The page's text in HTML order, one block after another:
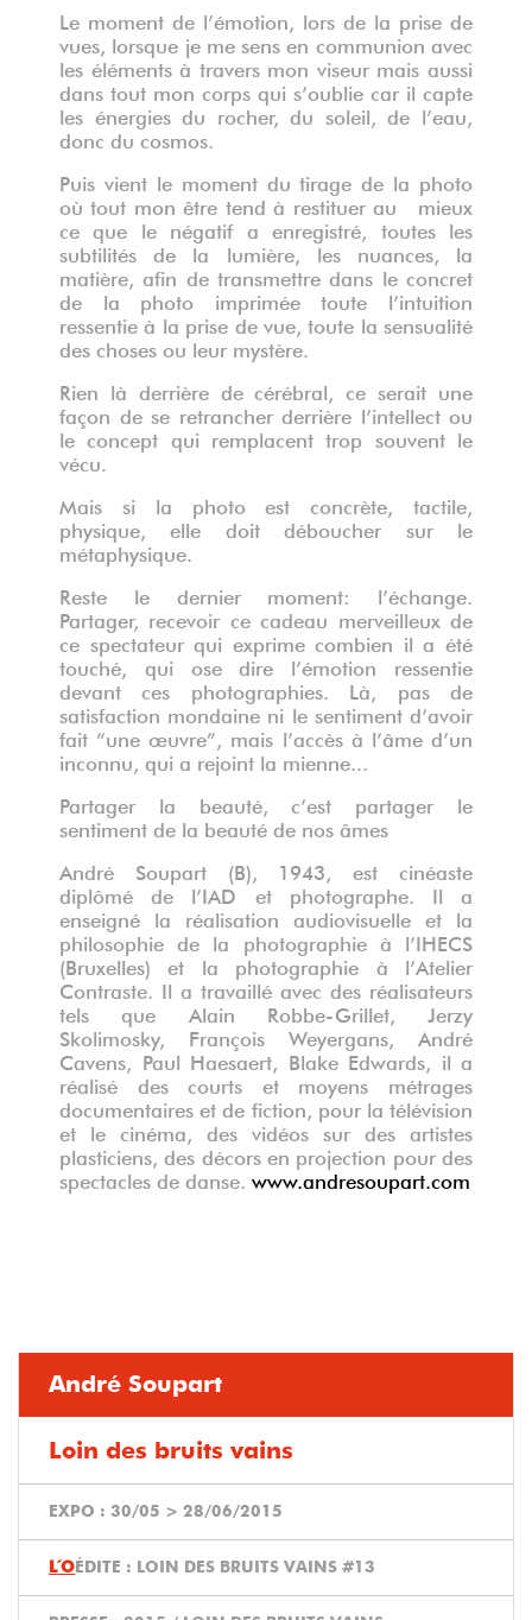
Le moment de l’émotion, lors de la prise de
vues, lorsque je me sens en communion avec
les éléments à travers mon viseur mais aussi
dans tout mon corps qui s’oublie car il capte
les énergies du rocher, du soleil, de l’eau,
donc du cosmos.
Puis vient le moment du tirage de la photo
où tout mon être tend à restituer au mieux
ce que le négatif a enregistré, toutes les
subtilités de la lumière, les nuances, la
matière, afin de transmettre dans le concret
de la photo imprimée toute l’intuition
ressentie à la prise de vue, toute la sensualité
des choses ou leur mystère.
Rien là derrière de cérébral, ce serait une
façon de se retrancher derrière l’intellect ou
le concept qui remplacent trop souvent le
vécu.
Mais si la photo est concrète, tactile,
physique, elle doit déboucher sur le
métaphysique.
Reste le dernier moment: l’échange.
Partager, recevoir ce cadeau merveilleux de
ce spectateur qui exprime combien il a été
touché, qui ose dire l’émotion ressentie
devant ces photographies. Là, pas de
satisfaction mondaine ni le sentiment d’avoir
fait “une œuvre”, mais l’accès à l’âme d’un
inconnu, qui a rejoint la mienne...
Partager la beauté, c’est partager le
sentiment de la beauté de nos âmes
André Soupart (B), 1943, est cinéaste
diplômé de l’IAD et photographe. Il a
enseigné la réalisation audiovisuelle et la
philosophie de la photographie à l’IHECS
(Bruxelles) et la photographie à l’Atelier
Contraste. Il a travaillé avec des réalisateurs
tels que Alain Robbe-Grillet, Jerzy
Skolimosky, François Weyergans, André
Cavens, Paul Haesaert, Blake Edwards, il a
réalisé des courts et moyens métrages
documentaires et de fiction, pour la télévision
et le cinéma, des vidéos sur des artistes
plasticiens, des décors en projection pour des
spectacles de danse. www.andresoupart.com
André Soupart
Loin des bruits vains
EXPO : 30/05 > 28/06/2015
ÉDITE : LOIN DES BRUITS VAINS #13